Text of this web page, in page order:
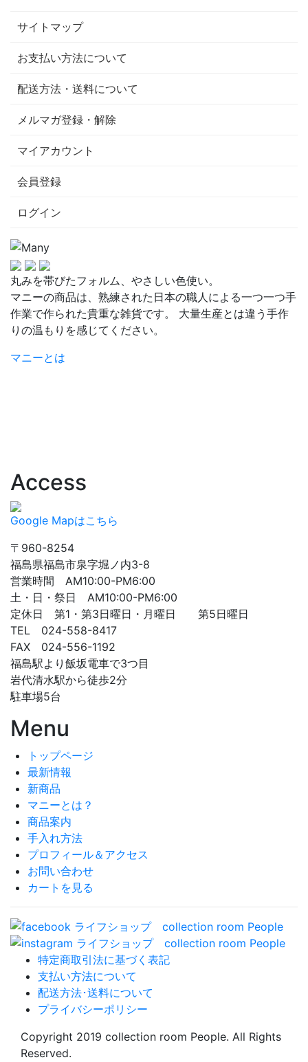
サイトマップ
お支払い方法について
配送方法・送料について
メルマガ登録・解除
マイアカウント
会員登録
ログイン
丸みを帯びたフォルム、やさしい色使い。
マニーの商品は、熟練された日本の職人による一つ一つ手
作業で作られた貴重な雑貨です。 大量生産とは違う手作
りの温もりを感じてください。
マニーとは
Access
Google Mapはこちら
〒960-8254
福島県福島市泉字堀ノ内3-8
営業時間 AM10:00-PM6:00
土・日・祭日 AM10:00-PM6:00
定休日 第1・第3日曜日・月曜日 第5日曜日
TEL 024-558-8417
FAX 024-556-1192
福島駅より飯坂電車で3つ目
岩代清水駅から徒歩2分
駐車場5台
Menu
トップページ
最新情報
新商品
マニーとは？
商品案内
手入れ方法
プロフィール＆アクセス
お問い合わせ
カートを見る
特定商取引法に基づく表記
支払い方法について
配送方法･送料について
プライバシーポリシー
Copyright 2019 collection room People. All Rights
Reserved.